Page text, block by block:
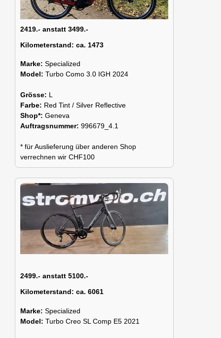
2419.- anstatt 3499.-
Kilometerstand: ca. 1473
Marke: Specialized
Model: Turbo Como 3.0 IGH 2024
Grösse: L
Farbe: Red Tint / Silver Reflective
Shop*: Geneva
Auftragsnummer: 996679_4.1
* für Auslieferung über anderen Shop
verrechnen wir CHF100
2499.- anstatt 5100.-
Kilometerstand: ca. 6061
Marke: Specialized
Model: Turbo Creo SL Comp E5 2021